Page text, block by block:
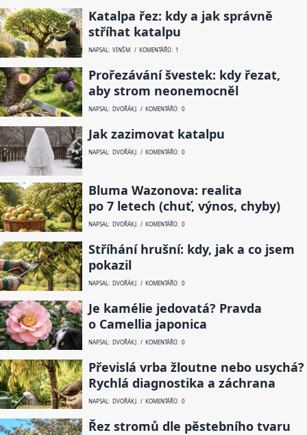
Katalpa řez: kdy a jak správně
stříhat katalpu
NAPSAL: VINŠ M. / KOMENTÁŘŮ: 1
Prořezávání švestek: kdy řezat,
aby strom neonemocněl
NAPSAL: DVOŘÁK J. / KOMENTÁŘŮ: 0
Jak zazimovat katalpu
NAPSAL: DVOŘÁK J. / KOMENTÁŘŮ: 0
Bluma Wazonova: realita
po 7 letech (chuť, výnos, chyby)
NAPSAL: DVOŘÁK J. / KOMENTÁŘŮ: 0
Stříhání hrušní: kdy, jak a co jsem
pokazil
NAPSAL: DVOŘÁK J. / KOMENTÁŘŮ: 0
Je kamélie jedovatá? Pravda
o Camellia japonica
NAPSAL: DVOŘÁK J. / KOMENTÁŘŮ: 0
Převislá vrba žloutne nebo usychá?
Rychlá diagnostika a záchrana
NAPSAL: DVOŘÁK J. / KOMENTÁŘŮ: 0
Řez stromů dle pěstebního tvaru